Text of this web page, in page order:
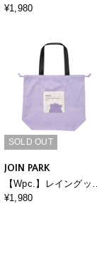
ポケモン バイカラーレ
¥1,980
SOLD OUT
JOIN PARK
【Wpc.】レイングッズ
ポケモン バイカラーレ
¥1,980